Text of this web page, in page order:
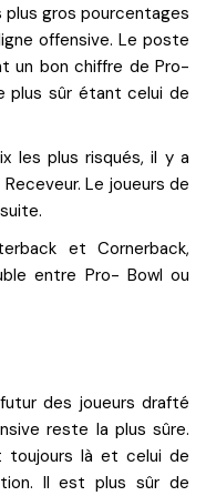
gros pourcentages
offensive. Le poste
un bon chiffre de Pro-
plus sûr étant celui de
les plus risqués, il y a
Le joueurs de
et Cornerback,
entre Pro- Bowl ou
des joueurs drafté
reste la plus sûre.
là et celui de
Il est plus sûr de